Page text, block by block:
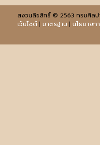
สงวนลิขสิทธิ์ © 2563 กรมศิล
เว็บไซต์| มาตรฐาน | นโยบายก